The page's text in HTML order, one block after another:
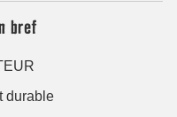
bref
durable